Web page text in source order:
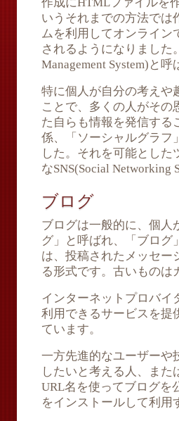
いうそれまでの方法では
ムを利用してオンライン
されるようになりました
Management System)と呼
特に個人が自分の考えや
ことで、多くの人がその
た自らも情報を発信する
係、「ソーシャルグラフ
した。それを可能とした
なSNS(Social Networking
ブログ
ブログは一般的に、個人
グ」と呼ばれ、「ブログ
は、投稿されたメッセー
る形式です。古いものは
インターネットプロバイ
利用できるサービスを提
ています。
一方先進的なユーザーや
したいと考える人、ま
URL名を使ってブログを
をインストールして利用